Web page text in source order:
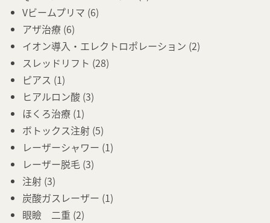
Vビームプリマ (6)
アザ治療 (6)
イオン導入・エレクトロポレーション (2)
スレッドリフト (28)
ピアス (1)
ヒアルロン酸 (3)
ほくろ治療 (1)
ボトックス注射 (5)
レーザーシャワー (1)
レーザー脱毛 (3)
注射 (3)
炭酸ガスレーザー (1)
眼瞼 二重 (2)